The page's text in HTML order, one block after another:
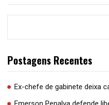
Postagens Recentes
Ex-chefe de gabinete deixa